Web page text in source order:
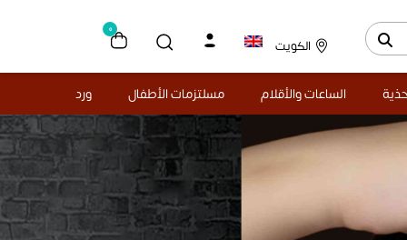
الكويت
0
الساعات والأقلام مسلتزمات الأطفال ورد